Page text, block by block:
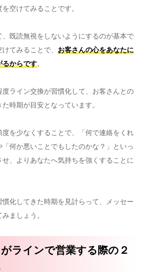
空けてみることです。
既読無視をしないようにするのが基本で
てみることで、 お客さんの心をあなたに
るからです。
度ライン交換が習慣化して、お客さんとの
時期が目安となっています。
を少なくすることで、「何で連絡をくれ
何か悪いことでもしたのかな？」といっ
、よりあなたへ気持ちを強くすることに
化してきた時期を見計らって、メッセー
ましょう。
ラインで営業する際の２